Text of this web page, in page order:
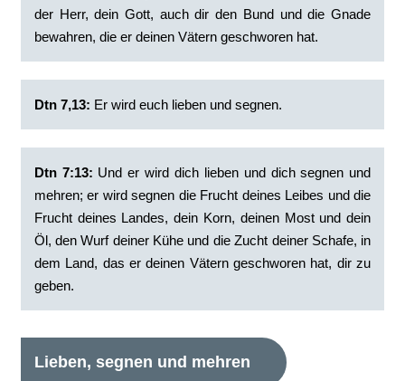
der Herr, dein Gott, auch dir den Bund und die Gnade
bewahren, die er deinen Vätern geschworen hat.
Dtn 7,13: Er wird euch lieben und segnen.
Dtn 7:13: ‭Und er wird dich lieben und dich segnen und
mehren; er wird segnen die Frucht deines Leibes und die
Frucht deines Landes, dein Korn, deinen Most und dein
Öl, den Wurf deiner Kühe und die Zucht deiner Schafe, in
dem Land, das er deinen Vätern geschworen hat, dir zu
geben.
Lieben, segnen und mehren